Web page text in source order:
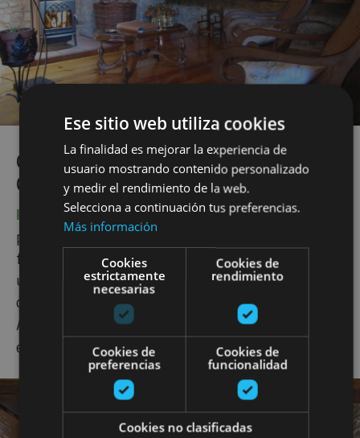
CASAS RURALES CON CHIMENEA
CERCA DE PAMPLONA
Pamplona es perfecta para una escapada urbana,
pero si no quieres renunciar al placer rural del
fuego, puedes hacer una visita a la capital, tomarte
unos pinchos y alojarte en una preciosa casa rural
con chimenea en el entorno, como
Casa Petra
Aizoáin,
Matxiñena Casa rural Osabide
en Oteiza de Berrioplano.
Ese sitio web utiliza cookies
La finalidad es mejorar la experiencia de
usuario mostrando contenido personalizado
y medir el rendimiento de la web.
Selecciona a continuación tus preferencias.
Más información
Cookies
estrictamente
necesarias
Cookies de
rendimiento
Cookies de
preferencias
Cookies de
funcionalidad
Cookies no clasificadas